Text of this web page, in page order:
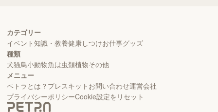
カテゴリー
イベント知識・教養健康しつけお仕事グッズ
種類
犬猫鳥小動物魚は虫類植物その他
メニュー
ペトラとは？ プレスキット お問い合わせ運営会社
プライバシーポリシーCookie設定をリセット